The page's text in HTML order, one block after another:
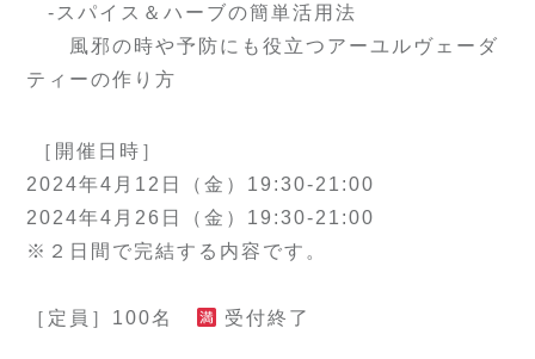
-スパイス＆ハーブの簡単活用法
風邪の時や予防にも役立つアーユルヴェーダ
ティーの作り方
［開催日時］
2024年4月12日（金）19:30-21:00
2024年4月26日（金）19:30-21:00
※２日間で完結する内容です。
［定員］100名 受付終了